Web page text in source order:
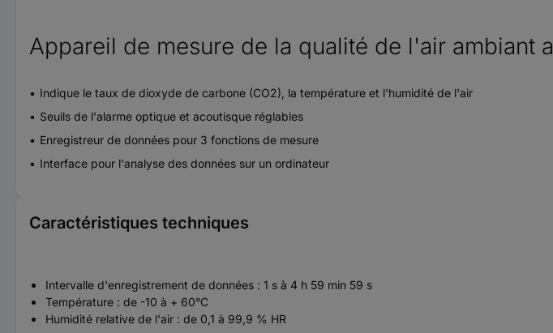
Appareil de mesure de la qualité de l'air ambiant
Indique le taux de dioxyde de carbone (CO2), la température et l'humidité de l'air
Seuils de l'alarme optique et acoutisque réglables
Enregistreur de données pour 3 fonctions de mesure
Interface pour l'analyse des données sur un ordinateur
Caractéristiques techniques
Intervalle d'enregistrement de données : 1 s à 4 h 59 min 59 s
Température : de -10 à + 60°C
Humidité relative de l'air : de 0,1 à 99,9 % HR